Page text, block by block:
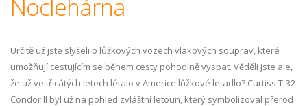
Noclehárna
Určitě už jste slyšeli o lůžkových vozech vlakových souprav, které
umožňují cestujícím se během cesty pohodlně vyspat. Věděli jste ale,
že už ve třicátých letech létalo v Americe lůžkové letadlo? Curtiss T-32
Condor II byl už na pohled zvláštní letoun, který symbolizoval přerod